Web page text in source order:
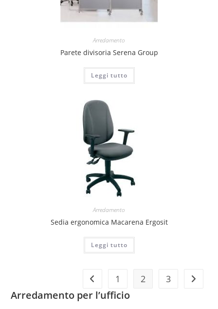
Arredamento
Parete divisoria Serena Group
Leggi tutto
Arredamento
Sedia ergonomica Macarena Ergosit
Leggi tutto
1 2 3
Arredamento per l’ufficio